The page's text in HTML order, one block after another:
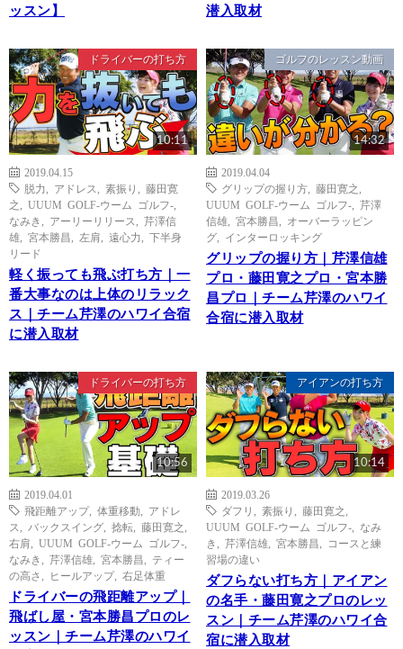
ッスン】
潜入取材
ドライバーの打ち方
10:11
2019.04.15
脱力
アドレス 素振り
藤田寛
之
UUUM GOLF-ウーム ゴルフ-
なみき
アーリーリリース
芹澤信
雄
宮本勝昌 左肩 遠心力
下半身
リード
軽く振っても飛ぶ打ち方｜一
番大事なのは上体のリラック
ス｜チーム芹澤のハワイ合宿
に潜入取材
ゴルフのレッスン動画
14:32
2019.04.04
グリップの握り方
藤田寛之
UUUM GOLF-ウーム ゴルフ-
芹澤
信雄
宮本勝昌
オーバーラッピン
グ
インターロッキング
グリップの握り方｜芹澤信雄
プロ・藤田寛之プロ・宮本勝
昌プロ｜チーム芹澤のハワイ
合宿に潜入取材
ドライバーの打ち方
10:56
2019.04.01
飛距離アップ, 体重移動
アドレ
ス
バックスイング 捻転 藤田寛之
右肩
UUUM GOLF-ウーム ゴルフ-
なみき
芹澤信雄 宮本勝昌
ティー
の高さ
ヒールアップ, 右足体重
ドライバーの飛距離アップ｜
飛ばし屋・宮本勝昌プロのレ
ッスン｜チーム芹澤のハワイ
アイアンの打ち方
10:14
2019.03.26
ダフリ
素振り 藤田寛之
UUUM GOLF-ウーム ゴルフ-
なみ
き
芹澤信雄 宮本勝昌
コースと練
習場の違い
ダフらない打ち方｜アイアン
の名手・藤田寛之プロのレッ
スン｜チーム芹澤のハワイ合
宿に潜入取材